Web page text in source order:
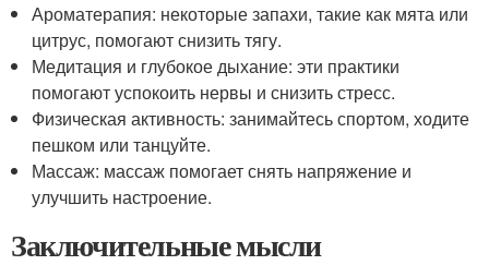
Ароматерапия: некоторые запахи, такие как мята или
цитрус, помогают снизить тягу.
Медитация и глубокое дыхание: эти практики
помогают успокоить нервы и снизить стресс.
Физическая активность: занимайтесь спортом, ходите
пешком или танцуйте.
Массаж: массаж помогает снять напряжение и
улучшить настроение.
Заключительные мысли